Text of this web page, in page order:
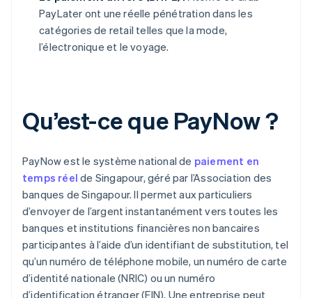
PayLater ont une réelle pénétration dans les
catégories de retail telles que la mode,
l’électronique et le voyage.
Qu’est-ce que PayNow ?
PayNow est le système national de paiement en
temps réel de Singapour, géré par l’Association des
banques de Singapour. Il permet aux particuliers
d’envoyer de l’argent instantanément vers toutes les
banques et institutions financières non bancaires
participantes à l’aide d’un identifiant de substitution, tel
qu’un numéro de téléphone mobile, un numéro de carte
d’identité nationale (NRIC) ou un numéro
d’identification étranger (FIN). Une entreprise peut